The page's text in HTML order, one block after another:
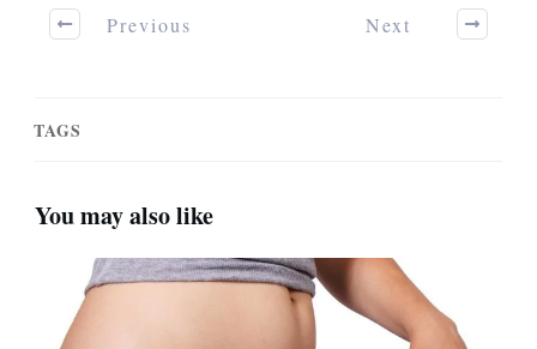
Previous Next
TAGS
You may also like